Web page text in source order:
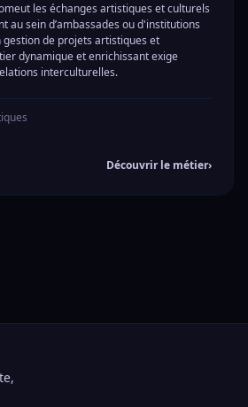
les échanges artistiques et culturels
au sein d’ambassades ou d'institutions
gestion de projets artistiques et
dynamique et enrichissant exige
interculturelles.
Découvrir le métier›